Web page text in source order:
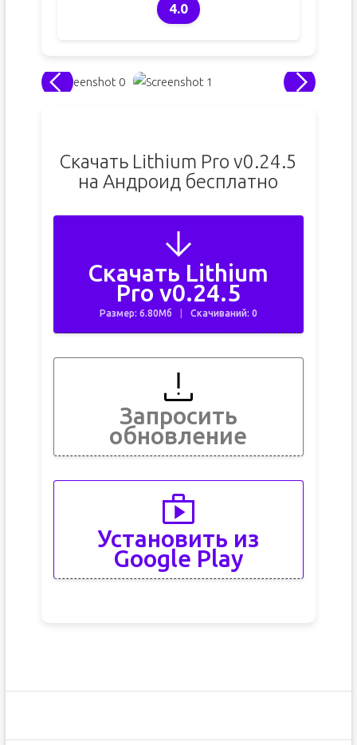
4.0
Скачать Lithium Pro v0.24.5
на Андроид бесплатно
Скачать Lithium
Pro v0.24.5
Размер: 6.80Мб Скачиваний: 0
Запросить
обновление
Установить из
Google Play